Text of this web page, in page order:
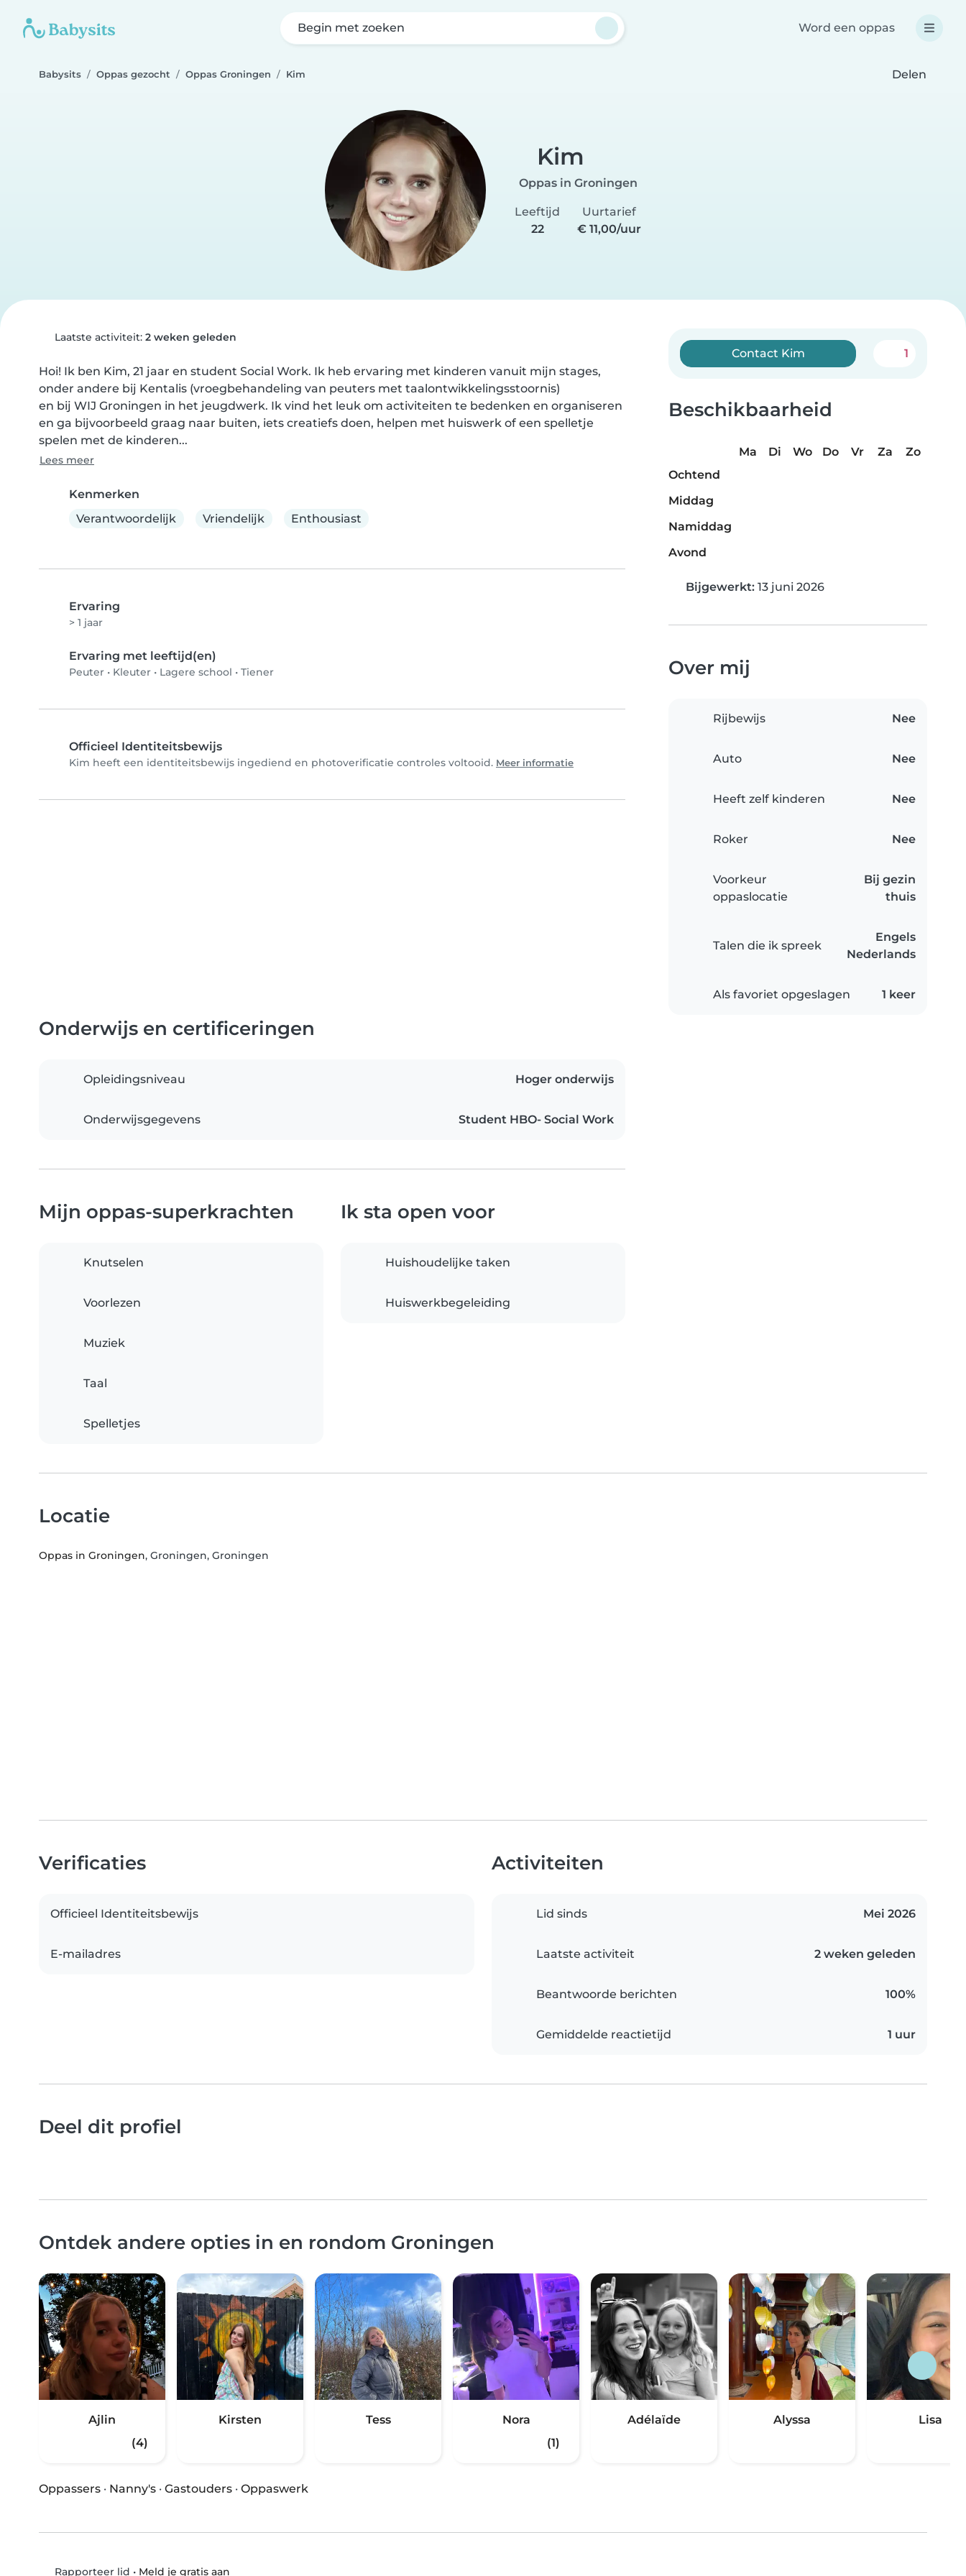
Begin met zoeken Word een oppas
Babysits Oppas gezocht Oppas Groningen Kim Delen
Kim
Oppas in Groningen
Leeftijd
22
Uurtarief
€ 11,00/uur
Laatste activiteit: 2 weken geleden
Hoi! Ik ben Kim, 21 jaar en student Social Work. Ik heb ervaring met kinderen vanuit mijn stages,
onder andere bij Kentalis (vroegbehandeling van peuters met taalontwikkelingsstoornis)
en bij WIJ Groningen in het jeugdwerk. Ik vind het leuk om activiteiten te bedenken en organiseren
en ga bijvoorbeeld graag naar buiten, iets creatiefs doen, helpen met huiswerk of een spelletje
spelen met de kinderen...
Lees meer
Kenmerken
Verantwoordelijk
Vriendelijk Enthousiast
Ervaring
> 1 jaar
Ervaring met leeftijd(en)
Peuter • Kleuter • Lagere school • Tiener
Officieel Identiteitsbewijs
Kim heeft een identiteitsbewijs ingediend en photoverificatie controles voltooid. Meer informatie
Contact Kim 1
Beschikbaarheid
Ma Di Wo Do Vr Za
Zo
Ochtend
Middag
Namiddag
Avond
Bijgewerkt: 13 juni 2026
Over mij
Rijbewijs Nee
Auto Nee
Heeft zelf kinderen Nee
Roker Nee
Voorkeur
oppaslocatie
Bij gezin
thuis
Talen die ik spreek
Engels
Nederlands
Als favoriet opgeslagen 1 keer
Onderwijs en certificeringen
Opleidingsniveau Hoger onderwijs
Onderwijsgegevens Student HBO- Social Work
Mijn oppas-superkrachten
Knutselen
Voorlezen
Muziek
Taal
Spelletjes
Ik sta open voor
Huishoudelijke taken
Huiswerkbegeleiding
Locatie
Oppas in Groningen, Groningen, Groningen
Verificaties
Officieel Identiteitsbewijs
E-mailadres
Activiteiten
Lid sinds Mei 2026
Laatste activiteit 2 weken geleden
Beantwoorde berichten 100%
Gemiddelde reactietijd 1 uur
Deel dit profiel
Ontdek andere opties in en rondom Groningen
Ajlin
(4)
Kirsten Tess
Nora
(1)
Adélaïde Alyssa Lisa
Oppassers · Nanny's · Gastouders · Oppaswerk
Rapporteer lid • Meld je gratis aan